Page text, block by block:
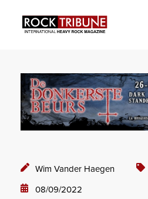
Wim Vander Haegen
08/09/2022